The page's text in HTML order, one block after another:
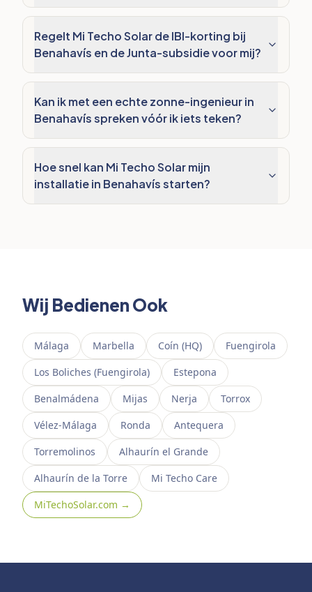
Regelt Mi Techo Solar de IBI-korting bij
Benahavís en de Junta-subsidie voor mij?
Kan ik met een echte zonne-ingenieur in
Benahavís spreken vóór ik iets teken?
Hoe snel kan Mi Techo Solar mijn
installatie in Benahavís starten?
Wij Bedienen Ook
Málaga Marbella Coín (HQ)
Fuengirola
Los Boliches (Fuengirola)
Estepona
Benalmádena
Mijas Nerja
Torrox
Vélez-Málaga
Ronda
Antequera
Torremolinos
Alhaurín el Grande
Alhaurín de la Torre
Mi Techo Care
MiTechoSolar.com →